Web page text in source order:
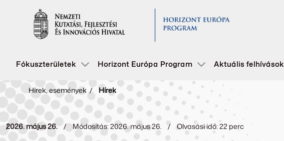
Fókuszterületek Horizont Európa Program Aktuális felhívások
Hírek, események / Hírek
2026. május 26. Módosítás: 2026. május 26. Olvasási idő: 22 perc